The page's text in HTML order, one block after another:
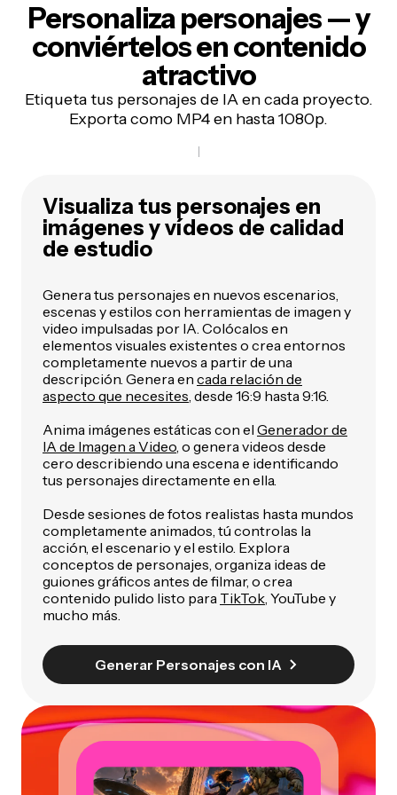
Personaliza personajes — y
conviértelos en contenido
atractivo
Etiqueta tus personajes de IA en cada proyecto.
Exporta como MP4 en hasta 1080p.
Visualiza tus personajes en
imágenes y vídeos de calidad
de estudio
Genera tus personajes en nuevos escenarios,
escenas y estilos con herramientas de imagen y
video impulsadas por IA. Colócalos en
elementos visuales existentes o crea entornos
completamente nuevos a partir de una
descripción. Genera en cada relación de
aspecto que necesites, desde 16:9 hasta 9:16.
Anima imágenes estáticas con el Generador de
IA de Imagen a Video, o genera videos desde
cero describiendo una escena e identificando
tus personajes directamente en ella.
Desde sesiones de fotos realistas hasta mundos
completamente animados, tú controlas la
acción, el escenario y el estilo. Explora
conceptos de personajes, organiza ideas de
guiones gráficos antes de filmar, o crea
contenido pulido listo para TikTok, YouTube y
mucho más.
Generar Personajes con IA